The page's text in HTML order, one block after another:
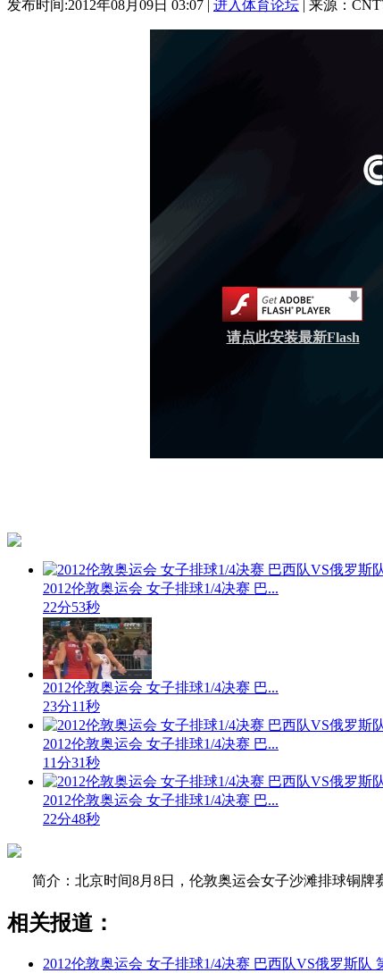
发布时间:2012年08月09日 03:07 | 进入体育论坛 | 来源：
请点此安装最新Flash
2012伦敦奥运会 女子排球1/4决赛 巴...
22分53秒
2012伦敦奥运会 女子排球1/4决赛 巴...
23分11秒
2012伦敦奥运会 女子排球1/4决赛 巴...
11分31秒
2012伦敦奥运会 女子排球1/4决赛 巴...
22分48秒
简介：北京时间8月8日，伦敦奥运会女子沙滩排球铜牌
相关报道：
2012伦敦奥运会 女子排球1/4决赛 巴西队VS俄罗斯队